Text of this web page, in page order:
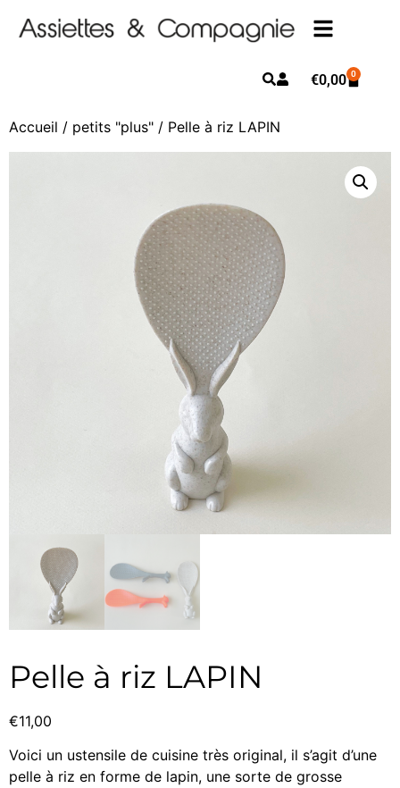
€0,00 0
Accueil / petits "plus" / Pelle à riz LAPIN
Pelle à riz LAPIN
€11,00
Voici un ustensile de cuisine très original, il s’agit d’une
pelle à riz en forme de lapin, une sorte de grosse